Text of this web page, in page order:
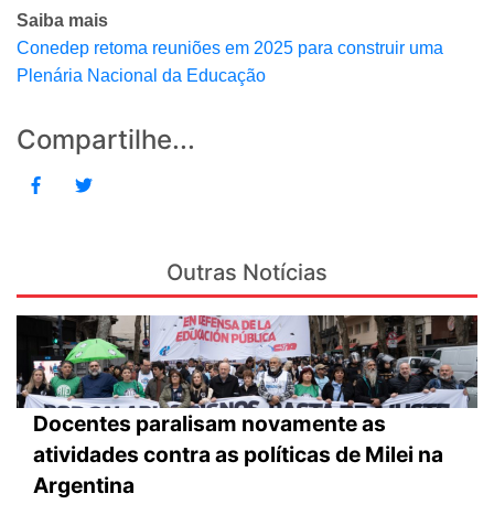
Saiba mais
Conedep retoma reuniões em 2025 para construir uma
Plenária Nacional da Educação
Compartilhe...
Outras Notícias
Docentes paralisam novamente as
atividades contra as políticas de Milei na
Argentina